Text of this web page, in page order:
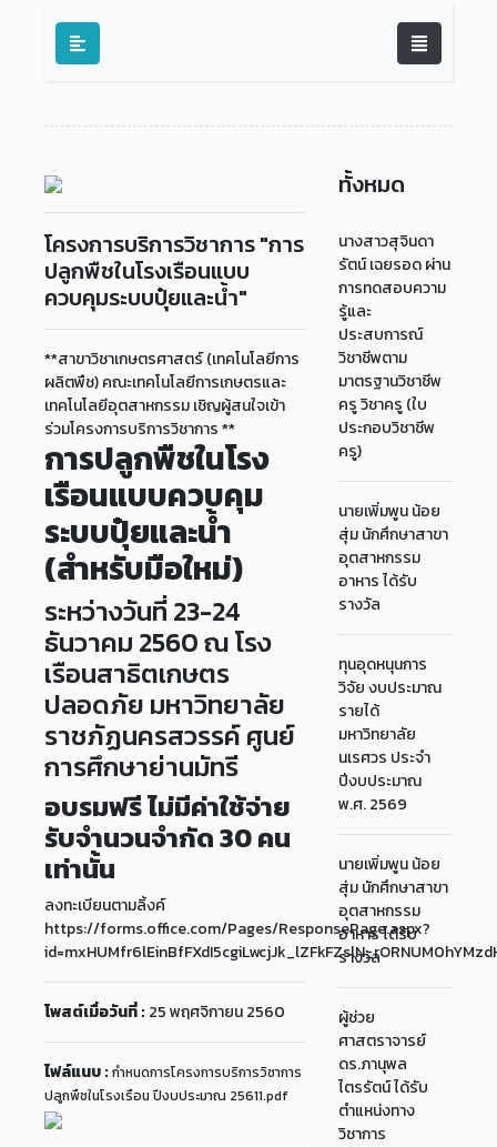
โครงการบริการวิชาการ "การ
ปลูกพืชในโรงเรือนแบบ
ควบคุมระบบปุ๋ยและน้ำ"
**สาขาวิชาเกษตรศาสตร์ (เทคโนโลยีการ
ผลิตพืช) คณะเทคโนโลยีการเกษตรและ
เทคโนโลยีอุตสาหกรรม เชิญผู้สนใจเข้า
ร่วมโครงการบริการวิชาการ **
การปลูกพืชในโรง
เรือนแบบควบคุม
ระบบปุ๋ยและน้ำ
(สำหรับมือใหม่)
ระหว่างวันที่ 23-24
ธันวาคม 2560 ณ โรง
เรือนสาธิตเกษตร
ปลอดภัย มหาวิทยาลัย
ราชภัฏนครสวรรค์ ศูนย์
การศึกษาย่านมัทรี
อบรมฟรี ไม่มีค่าใช้จ่าย
รับจำนวนจำกัด 30 คน
เท่านั้น
ลงทะเบียนตามลิ้งค์
https://forms.office.com/Pages/ResponsePage.aspx?
โพสต์เมื่อวันที่ : 25 พฤศจิกายน 2560
ไฟล์แนบ : กำหนดการโครงการบริการวิชาการ
ปลูกพืชในโรงเรือน ปีงบประมาณ 25611.pdf
ทั้งหมด
นางสาวสุจินดา
รัตน์ เฉยรอด ผ่าน
การทดสอบความ
รู้และ
ประสบการณ์
วิชาชีพตาม
มาตรฐานวิชาชีพ
ครู วิชาครู (ใบ
ประกอบวิชาชีพ
ครู)
นายเพิ่มพูน น้อย
สุ่ม นักศึกษาสาขา
อุตสาหกรรม
อาหาร ได้รับ
รางวัล
ทุนอุดหนุนการ
วิจัย งบประมาณ
รายได้
มหาวิทยาลัย
นเรศวร ประจำ
ปีงบประมาณ
พ.ศ. 2569
นายเพิ่มพูน น้อย
สุ่ม นักศึกษาสาขา
อุตสาหกรรม
อาหาร ได้รับ
รางวัล
ผู้ช่วย
ศาสตราจารย์
ดร.ภานุพล
ไตรรัตน์ ได้รับ
ตำแหน่งทาง
วิชาการ